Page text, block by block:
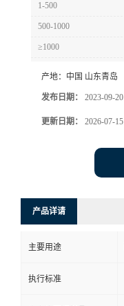
1-500
500-1000
≥1000
产地： 中国 山东青岛
发布日期： 2023-09-20
更新日期： 2026-07-15
产品详请
主要用途
执行标准